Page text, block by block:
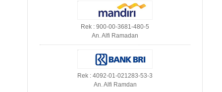
Rek : 900-00-3681-480-5
An. Alfi Ramadan
Rek : 4092-01-021283-53-3
An. Alfi Ramdan